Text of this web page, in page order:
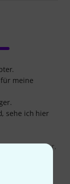
meine
sehe ich hier
Stecker,